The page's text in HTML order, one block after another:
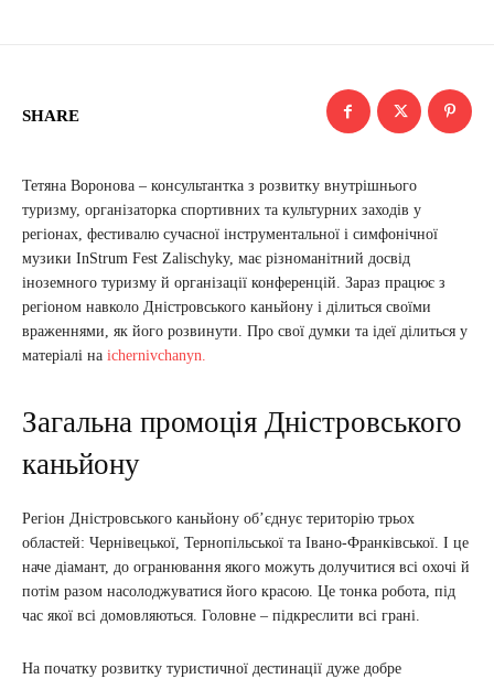
SHARE
Тетяна Воронова – консультантка з розвитку внутрішнього
туризму, організаторка спортивних та культурних заходів у
регіонах, фестивалю сучасної інструментальної і симфонічної
музики InStrum Fest Zalischyky, має різноманітний досвід
іноземного туризму й організації конференцій. Зараз працює з
регіоном навколо Дністровського каньйону і ділиться своїми
враженнями, як його розвинути. Про свої думки та ідеї ділиться у
матеріалі на ichernivchanyn.
Загальна промоція Дністровського
каньйону
Регіон Дністровського каньйону об’єднує територію трьох
областей: Чернівецької, Тернопільської та Івано-Франківської. І це
наче діамант, до огранювання якого можуть долучитися всі охочі й
потім разом насолоджуватися його красою. Це тонка робота, під
час якої всі домовляються. Головне – підкреслити всі грані.
На початку розвитку туристичної дестинації дуже добре